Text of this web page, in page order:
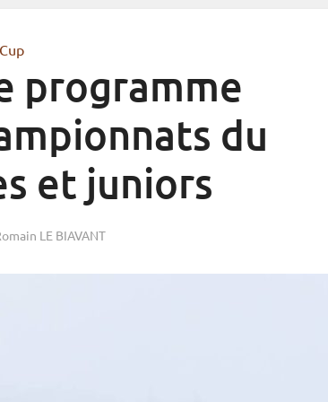
programme
du
et juniors
LE BIAVANT